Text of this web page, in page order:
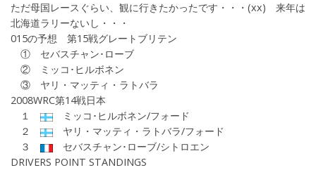
ただ母国レースぐらい、観に行きたかったです・・・(хх) 来年は
北海道ラリーないし・・・
015の予想 第15戦グレートブリテン
① セバスチャン･ローブ
② ミッコ･ヒルボネン
③ ヤリ・マッティ・ラトバラ
2008WRC第14戦日本
１
ミッコ･ヒルボネン/フォード
２
ヤリ・マッティ・ラトバラ/フォード
３
セバスチャン･ローブ/シトロエン
DRIVERS POINT STANDINGS